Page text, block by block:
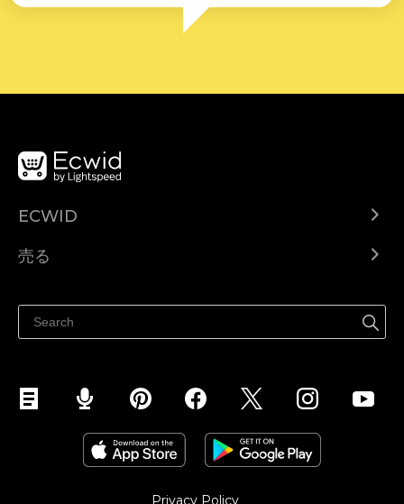
ECWID
ヘルプセンター
売る
Facebookで販売する
Instagramで販売する
Privacy Policy